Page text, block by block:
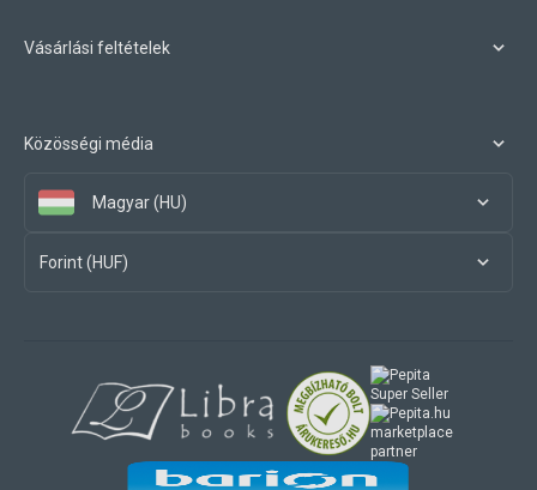
Vásárlási feltételek
Közösségi média
Magyar (HU)
Forint (HUF)
marketplace
partner